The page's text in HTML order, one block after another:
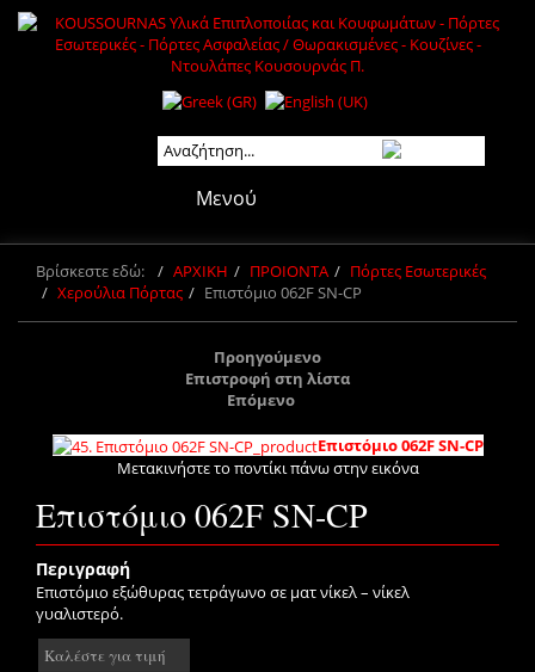
Μενού
Βρίσκεστε εδώ: ΑΡΧΙΚΗ ΠΡΟΙΟΝΤΑ
Πόρτες Εσωτερικές
Χερούλια Πόρτας
Επιστόμιο 062F SN-CP
Προηγούμενο
Επιστροφή στη λίστα
Επόμενο
Επιστόμιο 062F SN-CP
Μετακινήστε το ποντίκι πάνω στην εικόνα
Επιστόμιο 062F SN-CP
Περιγραφή
Επιστόμιο εξώθυρας τετράγωνο σε ματ νίκελ – νίκελ
γυαλιστερό.
Καλέστε για τιμή